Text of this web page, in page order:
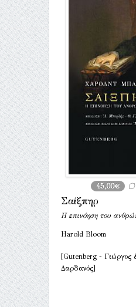
45,00€
Σαίξπηρ
Η επινόηση του
Harold Bloom
[Gutenberg -
Δαρδανός]